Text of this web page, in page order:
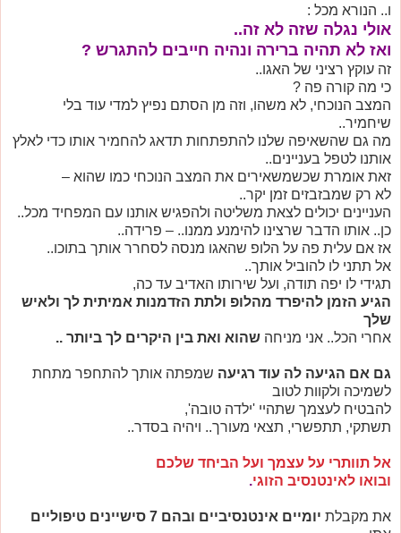
ו.. הנורא מכל :
אולי נגלה שזה לא זה..
ואז לא תהיה ברירה ונהיה חייבים להתגרש ?
זה עוקץ רציני של האגו..
כי מה קורה פה ?
המצב הנוכחי, לא משהו, וזה מן הסתם נפיץ למדי עוד בלי
שיחמיר..
מה גם שהשאיפה שלנו להתפתחות תדאג להחמיר אותו כדי לאלץ
אותנו לטפל בעניינים..
זאת אומרת שכשמשאירים את המצב הנוכחי כמו שהוא –
לא רק שמבזבזים זמן יקר..
העניינים יכולים לצאת משליטה ולהפגיש אותנו עם המפחיד מכל..
כן.. אותו הדבר שרצינו להימנע ממנו.. – פרידה..
אז אם עלית פה על הלופ שהאגו מנסה לסחרר אותך בתוכו..
אל תתני לו להוביל אותך..
תגידי לו יפה תודה, ועל שירותו האדיב עד כה,
הגיע הזמן להיפרד מהלופ ולתת הזדמנות אמיתית לך ולאיש
שלך
אחרי הכל.. אני מניחה שהוא ואת בין היקרים לך ביותר ..
גם אם הגיעה לה עוד רגיעה שמפתה אותך להתחפר מתחת
לשמיכה ולקוות לטוב
להבטיח לעצמך שתהיי 'ילדה טובה',
תשתקי, תתפשרי, תצאי מעורך.. ויהיה בסדר..
אל תוותרי על עצמך ועל הביחד שלכם
ובואו לאינטנסיב הזוגי.
את מקבלת יומיים אינטנסיביים ובהם 7 סישיינים טיפוליים